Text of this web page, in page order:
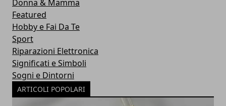
Donna & Mamma
Featured
Hobby e Fai Da Te
Sport
Riparazioni Elettronica
Significati e Simboli
Sogni e Dintorni
ARTICOLI POPOLARI